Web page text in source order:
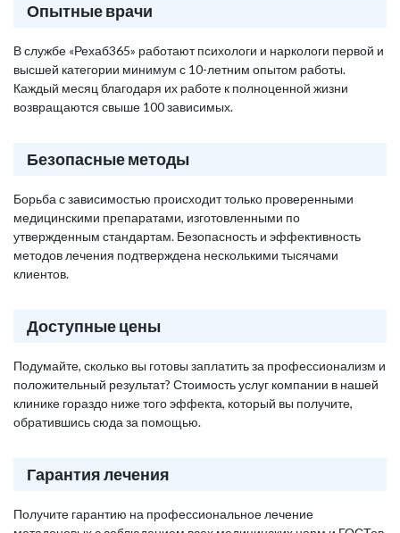
Опытные врачи
В службе «Рехаб365» работают психологи и наркологи первой и
высшей категории минимум с 10-летним опытом работы.
Каждый месяц благодаря их работе к полноценной жизни
возвращаются свыше 100 зависимых.
Безопасные методы
Борьба с зависимостью происходит только проверенными
медицинскими препаратами, изготовленными по
утвержденным стандартам. Безопасность и эффективность
методов лечения подтверждена несколькими тысячами
клиентов.
Доступные цены
Подумайте, сколько вы готовы заплатить за профессионализм и
положительный результат? Стоимость услуг компании в нашей
клинике гораздо ниже того эффекта, который вы получите,
обратившись сюда за помощью.
Гарантия лечения
Получите гарантию на профессиональное лечение